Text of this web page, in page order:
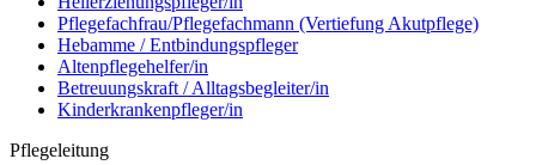
Pflegefachfrau/Pflegefachmann (Vertiefung Akutpflege)
Hebamme / Entbindungspfleger
Altenpflegehelfer/in
Betreuungskraft / Alltagsbegleiter/in
Kinderkrankenpfleger/in
Pflegeleitung